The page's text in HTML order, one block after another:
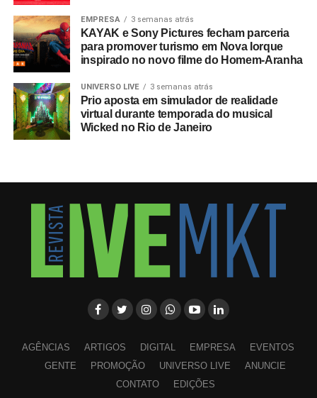
EMPRESA 3 semanas atrás
KAYAK e Sony Pictures fecham parceria
para promover turismo em Nova Iorque
inspirado no novo filme do Homem-Aranha
UNIVERSO LIVE 3 semanas atrás
Prio aposta em simulador de realidade
virtual durante temporada do musical
Wicked no Rio de Janeiro
AGÊNCIAS ARTIGOS DIGITAL EMPRESA
EVENTOS
GENTE
PROMOÇÃO UNIVERSO LIVE
ANUNCIE
CONTATO
EDIÇÕES